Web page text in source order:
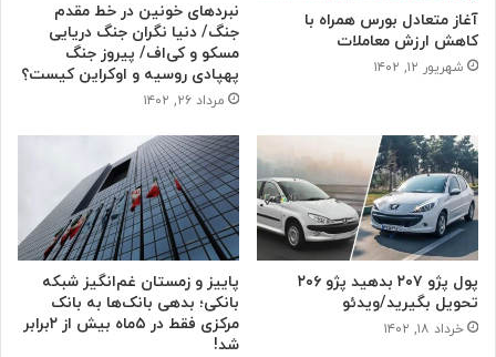
آغاز متعادل بورس همراه با
کاهش ارزش معاملات
شهریور ۱۲, ۱۴۰۲
نبردهای خونین در خط مقدم
جنگ/ دنیا نگران جنگ دریایی
مسکو و کی‌اف/ پیروز جنگ
پهپادی روسیه و اوکراین کیست؟
مرداد ۲۶, ۱۴۰۲
پول پژو ۲۰۷ بدهید پژو ۲۰۶
تحویل بگیرید/ویدئو
خرداد ۱۸, ۱۴۰۲
پاییز و زمستان غم‌انگیز شبکه
بانکی؛ بدهی بانک‌ها به بانک
مرکزی فقط در ۵ماه بیش از ۲برابر
شد!